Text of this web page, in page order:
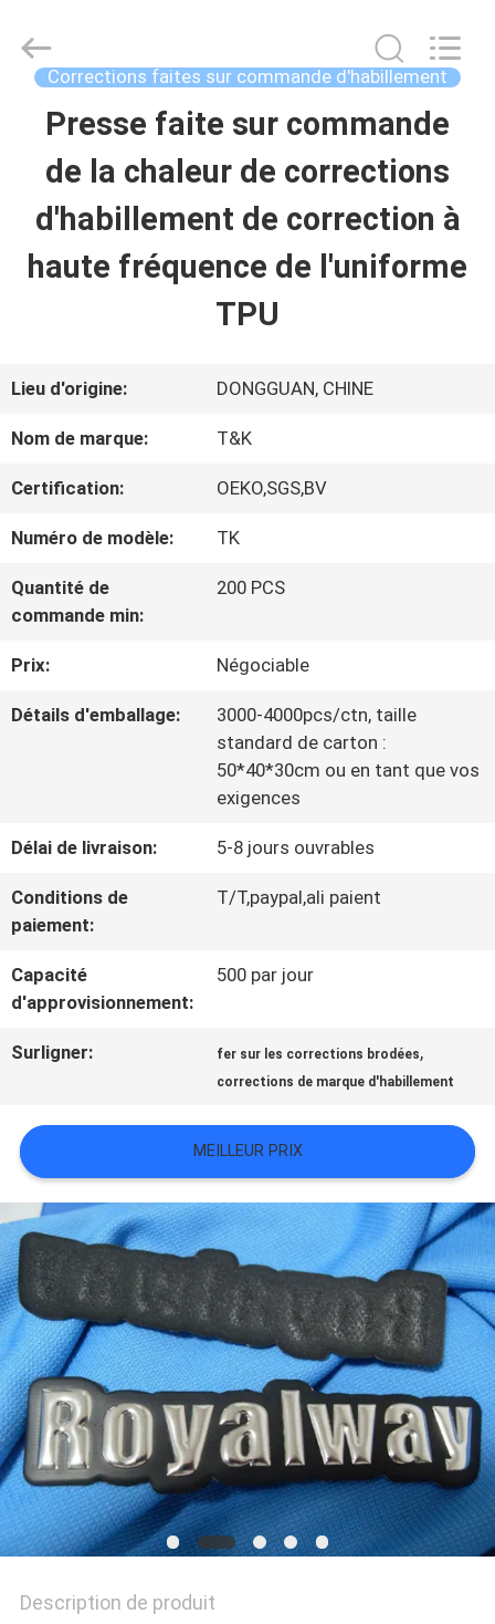
APERÇU
PRODUITS
DE
NOUS
VISITE
D'USINE
DE
LA
CONTACT
NOUVELLES
TOUS
LES
VR
SHOW
PLAN
DU
SITE
POLITIQUE
DE
CONFIDENTIALITÉ
T&K
Garment
Accessories
Corrections faites sur commande d'habillement
Presse faite sur commande
de la chaleur de corrections
d'habillement de correction à
haute fréquence de l'uniforme
TPU
Lieu d'origine: DONGGUAN, CHINE
Nom de marque: T&K
Certification: OEKO,SGS,BV
Numéro de modèle: TK
Quantité de
commande min:
200 PCS
Prix: Négociable
Détails d'emballage:
3000-4000pcs/ctn, taille
standard de carton :
50*40*30cm ou en tant que vos
exigences
Délai de livraison: 5-8 jours ouvrables
Conditions de
paiement:
T/T,paypal,ali paient
Capacité
d'approvisionnement:
500 par jour
Surligner: fer sur les corrections brodées,
corrections de marque d'habillement
MEILLEUR PRIX
Description de produit